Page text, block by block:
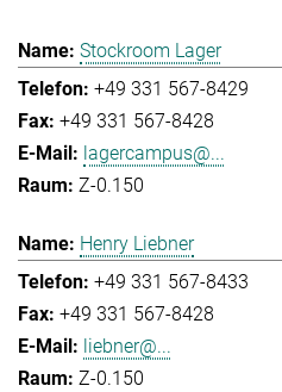
Stockroom Lager
+49 331 567-8429
+49 331 567-8428
lagercampus@...
Z-0.150
Henry Liebner
+49 331 567-8433
+49 331 567-8428
liebner@...
Z-0.150